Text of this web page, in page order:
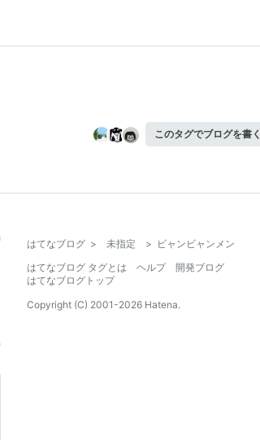
このタグでブログを書く
はてなブログ > 未指定 > ビャンビャンメン
はてなブログ タグとは
ヘルプ
開発ブログ
はてなブログトップ
Copyright (C) 2001-2026 Hatena.